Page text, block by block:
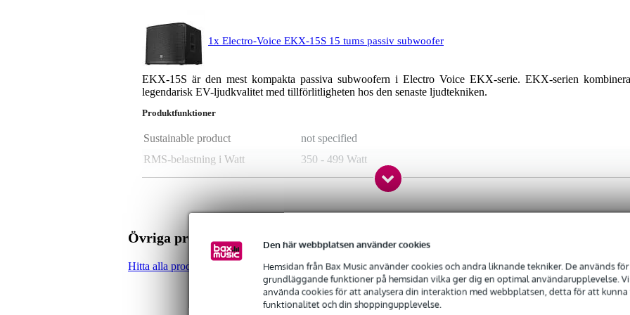
Den här webbplatsen använder cookies
Hemsidan från Bax Music använder cookies och andra liknande tekniker. De används
grundläggande funktioner på hemsidan vilka ger dig en optimal användarupplevelse.
använda cookies för att analysera din interaktion med webbplatsen, detta för att
funktionalitet och din shoppingupplevelse.
1x Electro-Voice EKX-15S 15 tums passiv subwoofer
EKX-15S är den mest kompakta passiva subwoofern i Electro Voice EKX-serie. EKX-serien
legendarisk EV-ljudkvalitet med tillförlitligheten hos den senaste ljudtekniken.
Produktfunktioner
Sustainable product
not specified
RMS-belastning i Watt
350 - 499 Watt
Toppbelastning i Watt
1500 - 3000 Watt
130 dB - 139 dB
Maximal subwoofer frekvens
300 Hz
Nominellt motstånd
8 Ohm
15 tum
Känslighet
95 dB
Övriga produkter från Electro-Voice
Hitta alla produkter från märket Electro-Voice